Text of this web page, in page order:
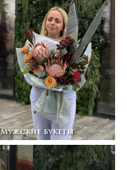
Мужские букеты